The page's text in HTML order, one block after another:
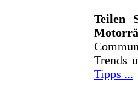
Teilen
Trends
Tipps ...